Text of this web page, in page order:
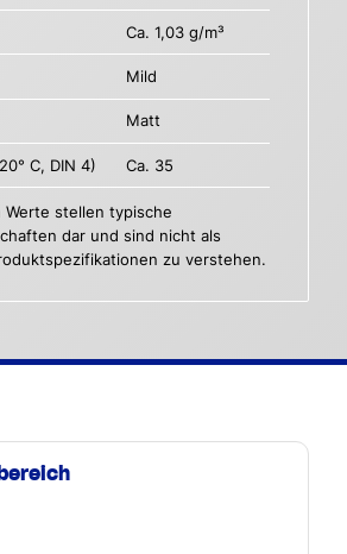
Ca. 1,03 g/m³
Mild
Matt
C, DIN 4) Ca. 35
Werte stellen typische
dar und sind nicht als
zu verstehen.